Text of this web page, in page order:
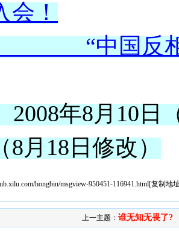
会！
国反相会”
年8月10日（
8月18日修改）
hongbin/msgview-950451-116941.html[复制地
上一主题： 谁无知无畏了?